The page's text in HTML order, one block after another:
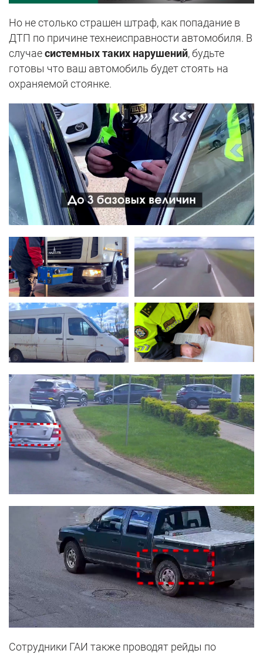
Но не столько страшен штраф, как попадание в
ДТП по причине технеисправности автомобиля. В
случаесистемных таких нарушений, будьте
готовы что ваш автомобиль будет стоять на
охраняемой стоянке.
Сотрудники ГАИ также проводят рейды по